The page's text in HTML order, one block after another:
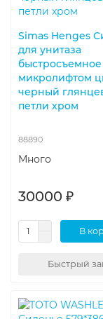
Simas Henges
для унитаза
быстросъемное
микролифтом
черный
петли хром
88890
Много
30000 ₽
В
Быстрый